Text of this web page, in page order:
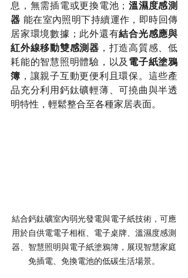
息，無需插電或更換電池； 溫濕度感測
器 能在室內照明下持續運作，即時回傳
居家環境數據；此外還有結合光感應與
紅外線移動雙感測器 ，打造高質感、低
耗能的智慧照明體驗，以及 電子紙塗鴉
簿 ，讓親子互動更便利且環保。這些產
品充分利用鈣鈦礦輕薄、可撓曲與半透
明特性，輕鬆整合至各種家居表面。
結合鈣鈦礦室內弱光發電與電子紙技術，可應
用於自供電電子相框、電子桌牌、溫濕度感測
器、智慧照明與電子紙塗鴉簿，展現智慧家庭
免插電、免換電池的低碳生活場景。